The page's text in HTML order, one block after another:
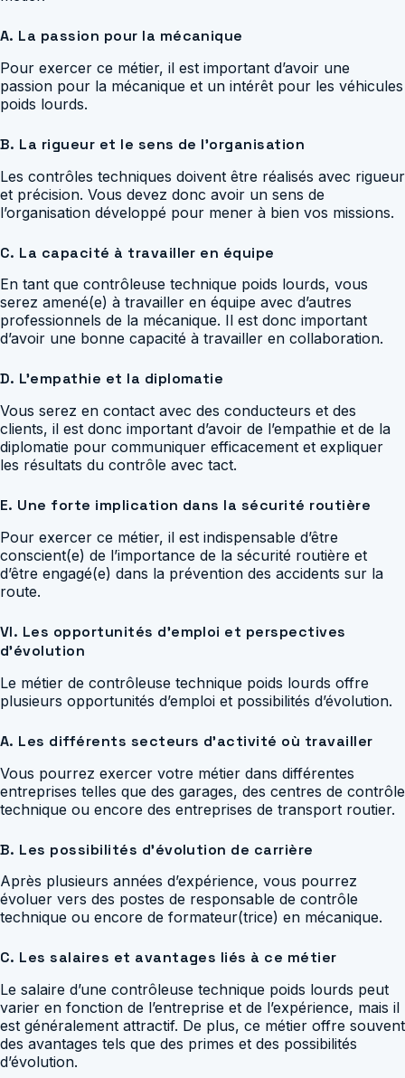
A. La passion pour la mécanique
Pour exercer ce métier, il est important d’avoir une
passion pour la mécanique et un intérêt pour les véhicules
poids lourds.
B. La rigueur et le sens de l’organisation
Les contrôles techniques doivent être réalisés avec rigueur
et précision. Vous devez donc avoir un sens de
l’organisation développé pour mener à bien vos missions.
C. La capacité à travailler en équipe
En tant que contrôleuse technique poids lourds, vous
serez amené(e) à travailler en équipe avec d’autres
professionnels de la mécanique. Il est donc important
d’avoir une bonne capacité à travailler en collaboration.
D. L’empathie et la diplomatie
Vous serez en contact avec des conducteurs et des
clients, il est donc important d’avoir de l’empathie et de la
diplomatie pour communiquer efficacement et expliquer
les résultats du contrôle avec tact.
E. Une forte implication dans la sécurité routière
Pour exercer ce métier, il est indispensable d’être
conscient(e) de l’importance de la sécurité routière et
d’être engagé(e) dans la prévention des accidents sur la
route.
VI. Les opportunités d’emploi et perspectives
d’évolution
Le métier de contrôleuse technique poids lourds offre
plusieurs opportunités d’emploi et possibilités d’évolution.
A. Les différents secteurs d’activité où travailler
Vous pourrez exercer votre métier dans différentes
entreprises telles que des garages, des centres de contrôle
technique ou encore des entreprises de transport routier.
B. Les possibilités d’évolution de carrière
Après plusieurs années d’expérience, vous pourrez
évoluer vers des postes de responsable de contrôle
technique ou encore de formateur(trice) en mécanique.
C. Les salaires et avantages liés à ce métier
Le salaire d’une contrôleuse technique poids lourds peut
varier en fonction de l’entreprise et de l’expérience, mais il
est généralement attractif. De plus, ce métier offre souvent
des avantages tels que des primes et des possibilités
d’évolution.